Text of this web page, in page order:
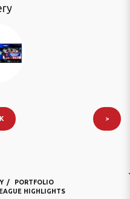
>
PORTFOLIO
HIGHLIGHTS